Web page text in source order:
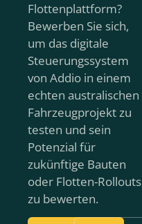
Flottenplattform?
Bewerben Sie sich,
um das digitale
Steuerungssystem
von Addio in einem
echten australischen
Fahrzeugprojekt zu
testen und sein
Potenzial für
zukünftige Bauten
oder Flotten-Rollouts
zu bewerten.